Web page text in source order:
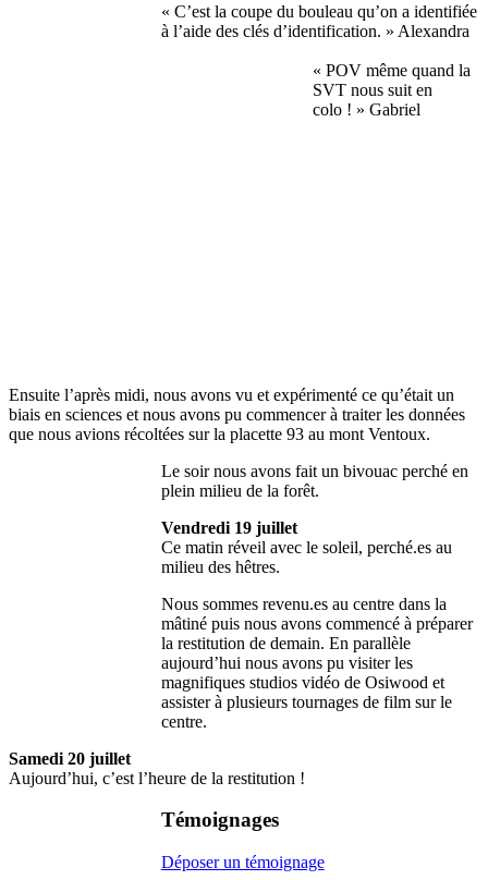
« C’est la coupe du bouleau qu’on a identifiée
à l’aide des clés d’identification. » Alexandra
« POV même quand la
SVT nous suit en
colo ! » Gabriel
Ensuite l’après midi, nous avons vu et expérimenté ce qu’était un
biais en sciences et nous avons pu commencer à traiter les données
que nous avions récoltées sur la placette 93 au mont Ventoux.
Le soir nous avons fait un bivouac perché en
plein milieu de la forêt.
Vendredi 19 juillet
Ce matin réveil avec le soleil, perché.es au
milieu des hêtres.
Nous sommes revenu.es au centre dans la
mâtiné puis nous avons commencé à préparer
la restitution de demain. En parallèle
aujourd’hui nous avons pu visiter les
magnifiques studios vidéo de Osiwood et
assister à plusieurs tournages de film sur le
centre.
Samedi 20 juillet
Aujourd’hui, c’est l’heure de la restitution !
Témoignages
Déposer un témoignage